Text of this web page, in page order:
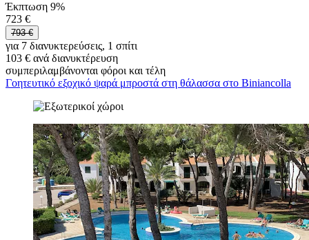
Έκπτωση 9%
723 €
793 €
για 7 διανυκτερεύσεις, 1 σπίτι
103 € ανά διανυκτέρευση
συμπεριλαμβάνονται φόροι και τέλη
Γοητευτικό εξοχικό ψαρά μπροστά στη θάλασσα στο Biniancolla